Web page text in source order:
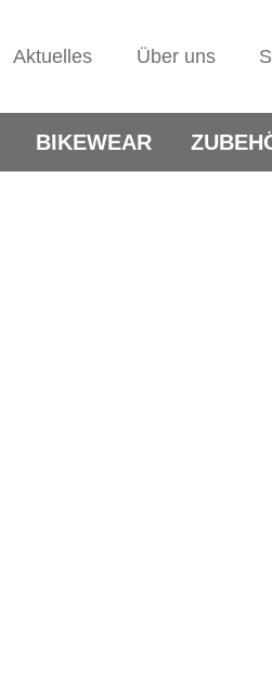
Aktuelles Über uns
BIKEWEAR